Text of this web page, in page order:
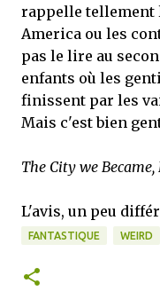
rappelle tellement
America ou les
pas le lire au
enfants où les
finissent par les
Mais c'est bien
The City we Became,
L'avis, un peu
FANTASTIQUE WEIRD